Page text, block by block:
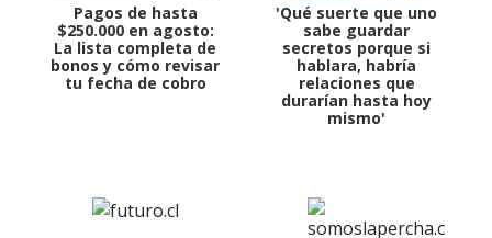
Pagos de hasta
$250.000 en agosto:
La lista completa de
bonos y cómo revisar
tu fecha de cobro
'Qué suerte que uno
sabe guardar
secretos porque si
hablara, habría
relaciones que
durarían hasta hoy
mismo'